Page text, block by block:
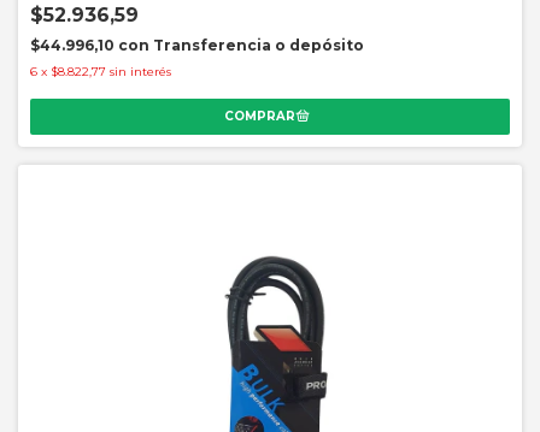
$52.936,59
$44.996,10 con Transferencia o depósito
6 x $8.822,77 sin interés